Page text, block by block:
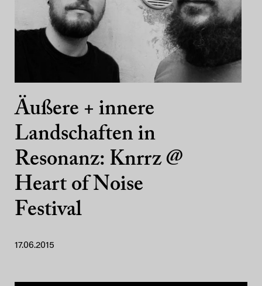
Äußere + innere
Landschaften in
Resonanz: Knrrz @
Heart of Noise
Festival
17.06.2015